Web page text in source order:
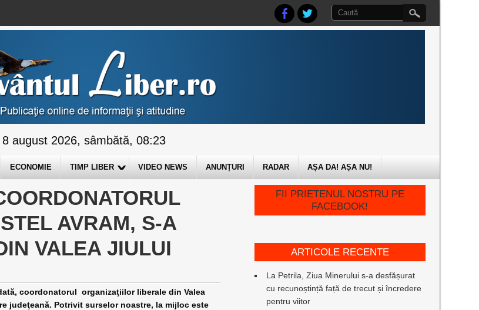
8 august 2026, sâmbătă, 08:23
ECONOMIE TIMP LIBER VIDEO NEWS ANUNȚURI RADAR AȘA DA! AȘA NU!
AVRAM, S-A
VALEA JIULUI
coordonatorul organizaţiilor liberale din Valea
judeţeană. Potrivit surselor noastre, la mijloc este
FII PRIETENUL NOSTRU PE
FACEBOOK!
ARTICOLE RECENTE
La Petrila, Ziua Minerului s-a desfășurat
cu recunoștință față de trecut și încredere
pentru viitor